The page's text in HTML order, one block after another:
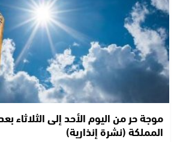
موجة حر من اليوم الأحد إلى الثلاثاء
المملكة (نشرة إنذارية)